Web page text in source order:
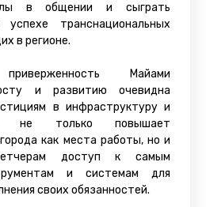
в общении и сыграть
транснациональных
в регионе.
Майами
и развитию очевидна
в инфраструктуру и
не только повышает
как места работы, но и
доступ к самым
и системам для
своих обязанностей.